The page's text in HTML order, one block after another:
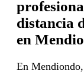
distancia
en
En